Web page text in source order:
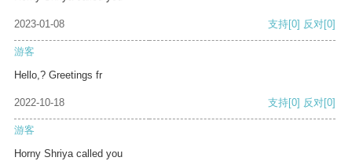
2023-01-08 支持[0] 反对[0]
游客
Hello,? Greetings fr
2022-10-18 支持[0] 反对[0]
游客
Horny Shriya called you